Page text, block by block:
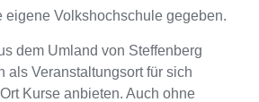
in Steffenberg
eigene Volkshochschule gegeben.
dem Umland von Steffenberg
als Veranstaltungsort für sich
Kurse anbieten. Auch ohne